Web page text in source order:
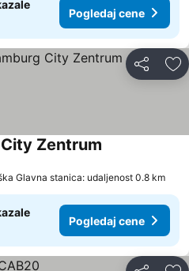
Pogledaj cene
Deli
Zentrum
Glavna stanica: udaljenost 0.8 km
Pogledaj cene